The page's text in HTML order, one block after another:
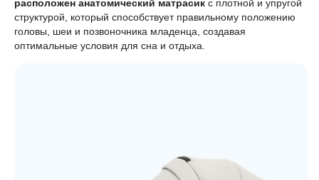
расположен анатомический матрасик с плотной и упругой
структурой, который способствует правильному положению
головы, шеи и позвоночника младенца, создавая
оптимальные условия для сна и отдыха.